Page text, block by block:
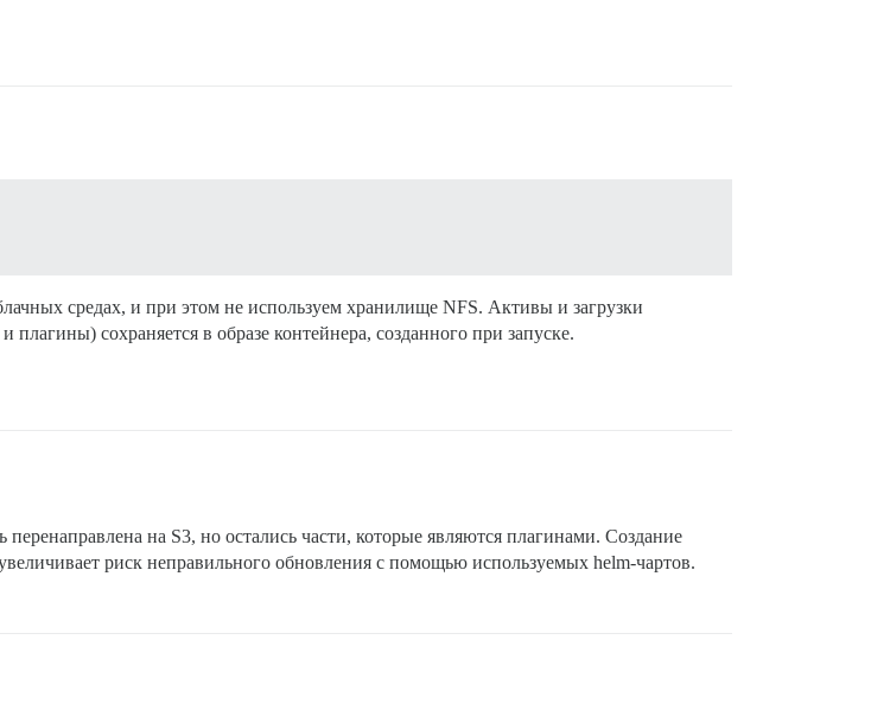
средах, и при этом не используем хранилище NFS. Активы и загрузки
сохраняется в образе контейнера, созданного при запуске.
на S3, но остались части, которые являются плагинами. Создание
риск неправильного обновления с помощью используемых helm-чартов.